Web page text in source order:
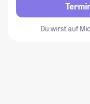
Du wirst auf